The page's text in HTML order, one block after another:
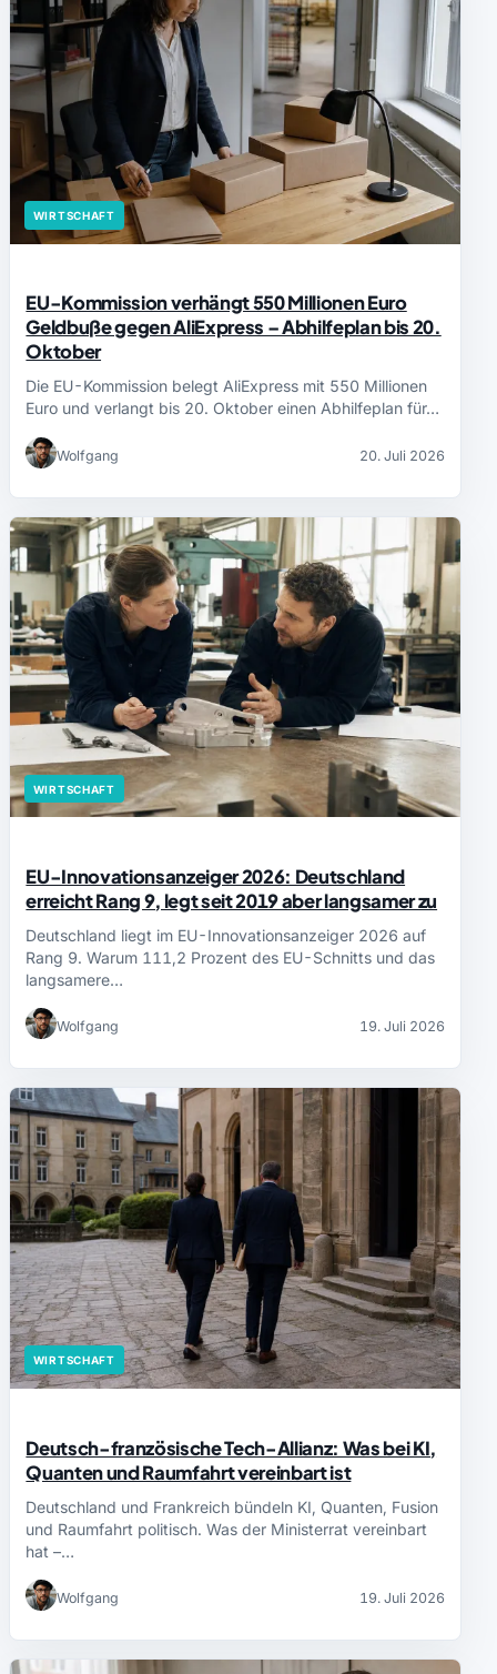
WIRTSCHAFT
EU-Kommission verhängt 550 Millionen Euro
Geldbuße gegen AliExpress – Abhilfeplan bis 20.
Oktober
Die EU-Kommission belegt AliExpress mit 550 Millionen
Euro und verlangt bis 20. Oktober einen Abhilfeplan für…
Wolfgang 20. Juli 2026
WIRTSCHAFT
EU-Innovationsanzeiger 2026: Deutschland
erreicht Rang 9, legt seit 2019 aber langsamer zu
Deutschland liegt im EU-Innovationsanzeiger 2026 auf
Rang 9. Warum 111,2 Prozent des EU-Schnitts und das
langsamere…
Wolfgang 19. Juli 2026
WIRTSCHAFT
Deutsch-französische Tech-Allianz: Was bei KI,
Quanten und Raumfahrt vereinbart ist
Deutschland und Frankreich bündeln KI, Quanten, Fusion
und Raumfahrt politisch. Was der Ministerrat vereinbart
hat –…
Wolfgang 19. Juli 2026